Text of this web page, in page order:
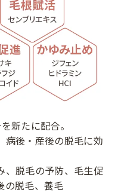
新たに配合。
病後・産後の脱毛に効
、脱毛の予防、毛生促
の脱毛、養毛